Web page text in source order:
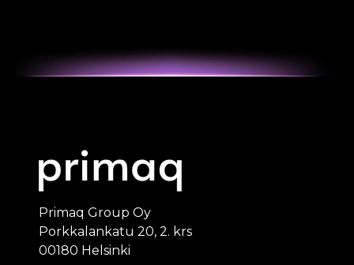
Primaq Group Oy
Porkkalankatu 20, 2. krs
00180 Helsinki